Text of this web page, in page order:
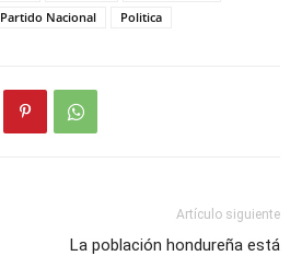
Partido Nacional Politica
Artículo siguiente
La población hondureña está